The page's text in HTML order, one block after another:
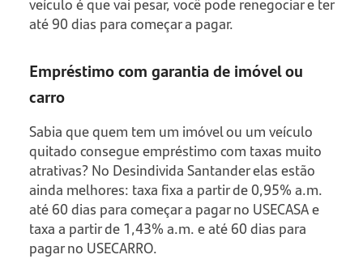
até 90 dias para começar a pagar.
Empréstimo com garantia de imóvel ou
carro
Sabia que quem tem um imóvel ou um veículo
quitado consegue empréstimo com taxas muito
atrativas? No Desindivida Santander elas estão
ainda melhores: taxa fixa a partir de 0,95% a.m.
até 60 dias para começar a pagar no USECASA e
taxa a partir de 1,43% a.m. e até 60 dias para
pagar no USECARRO.